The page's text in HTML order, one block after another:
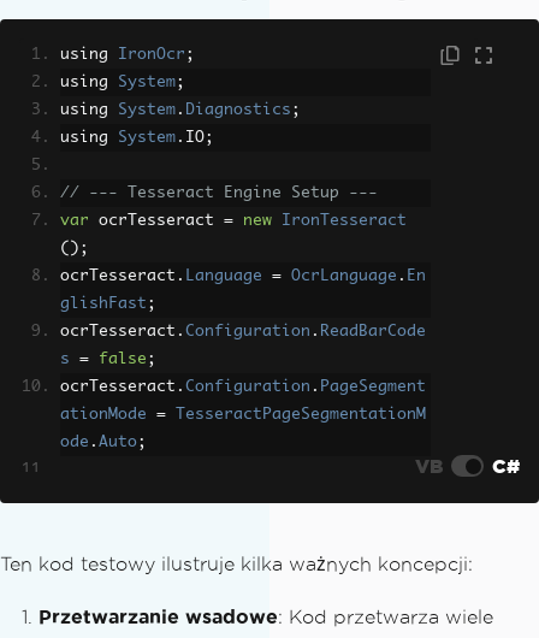
using IronOcr ;
using System;
using System . Diagnostics ;
using System . IO;
// --- Tesseract Engine Setup ---
var ocrTesseract = new
IronTesseract
();
ocrTesseract . Language = OcrLanguage . En
glishFast ;
ocrTesseract . Configuration . ReadBarCode
s
= false ;
ocrTesseract . Configuration . PageSegment
ationMode
=
TesseractPageSegmentationM
ode . Auto;
string
folderPath = @"images"
// IMPO
VB C#
Ten kod testowy ilustruje kilka ważnych koncepcji:
Przetwarzanie wsadowe: Kod przetwarza wiele